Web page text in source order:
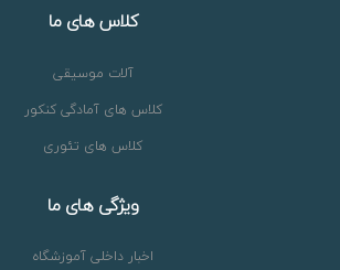
کلاس های ما
آلات موسیقی
کلاس های آمادگی کنکور
کلاس های تئوری
ویژگی های ما
اخبار داخلی آموزشگاه